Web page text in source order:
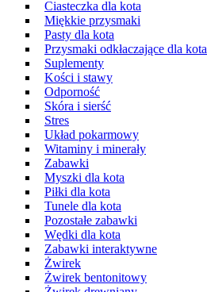
Ciasteczka dla kota
Miękkie przysmaki
Pasty dla kota
Przysmaki odkłaczające dla kota
Suplementy
Kości i stawy
Odporność
Skóra i sierść
Stres
Układ pokarmowy
Witaminy i minerały
Zabawki
Myszki dla kota
Piłki dla kota
Tunele dla kota
Pozostałe zabawki
Wędki dla kota
Zabawki interaktywne
Żwirek
Żwirek bentonitowy